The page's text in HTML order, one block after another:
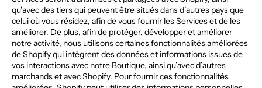
qu’avec des tiers qui peuvent être situés dans d’autres pays que
celui où vous résidez, afin de vous fournir les Services et de les
améliorer. De plus, afin de protéger, développer et améliorer
notre activité, nous utilisons certaines fonctionnalités améliorées
de Shopify qui intègrent des données et informations issues de
vos interactions avec notre Boutique, ainsi qu’avec d’autres
marchands et avec Shopify. Pour fournir ces fonctionnalités